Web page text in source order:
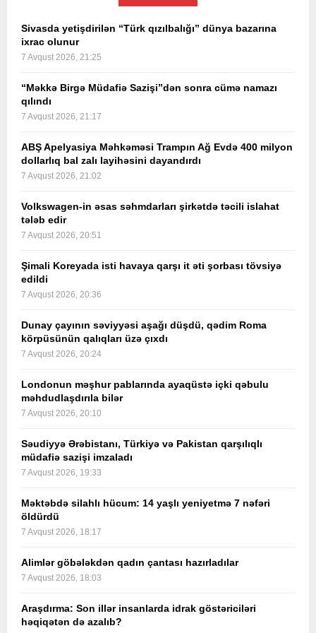
Sivasda yetişdirilən “Türk qızılbalığı” dünya bazarına
ixrac olunur
7 Avqust 2026, 21:25
“Məkkə Birgə Müdafiə Sazişi”dən sonra cümə namazı
qılındı
7 Avqust 2026, 21:17
ABŞ Apelyasiya Məhkəməsi Trampın Ağ Evdə 400 milyon
dollarlıq bal zalı layihəsini dayandırdı
7 Avqust 2026, 21:02
Volkswagen-in əsas səhmdarları şirkətdə təcili islahat
tələb edir
7 Avqust 2026, 20:51
Şimali Koreyada isti havaya qarşı it əti şorbası tövsiyə
edildi
7 Avqust 2026, 20:36
Dunay çayının səviyyəsi aşağı düşdü, qədim Roma
körpüsünün qalıqları üzə çıxdı
7 Avqust 2026, 20:24
Londonun məşhur pablarında ayaqüstə içki qəbulu
məhdudlaşdırıla bilər
7 Avqust 2026, 20:10
Səudiyyə Ərəbistanı, Türkiyə və Pakistan qarşılıqlı
müdafiə sazişi imzaladı
7 Avqust 2026, 19:33
Məktəbdə silahlı hücum: 14 yaşlı yeniyetmə 7 nəfəri
öldürdü
7 Avqust 2026, 18:17
Alimlər göbələkdən qadın çantası hazırladılar
7 Avqust 2026, 18:03
Araşdırma: Son illər insanlarda idrak göstəriciləri
həqiqətən də azalıb?